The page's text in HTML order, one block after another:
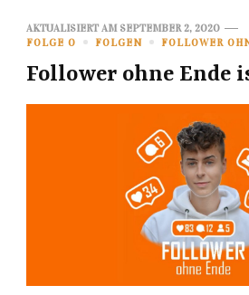
AKTUALISIERT AM SEPTEMBER 2, 2020
FOLGE 0
FOLGEN FOLLOWER
Follower ohne Ende